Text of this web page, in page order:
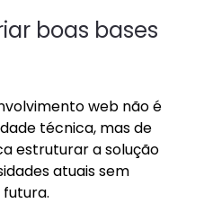
boas bases
web não é
técnica, mas de
estruturar a solução
atuais sem